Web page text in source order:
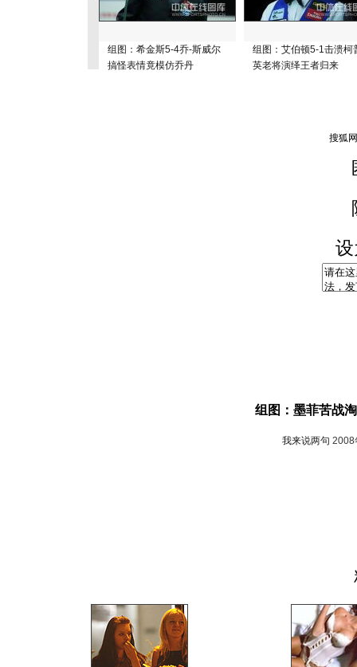
组图：希金斯5-4乔-斯威尔
搞怪表情竟模仿乔丹
组图：艾伯顿5-1击溃柯
英老将演绎王者归来
组图：墨菲苦战
我来说两句 2008